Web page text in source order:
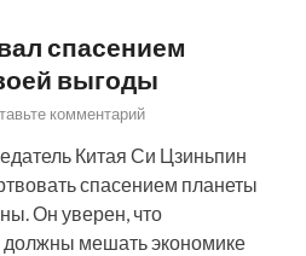
спасением
выгоды
комментарий
Китая Си Цзиньпин
спасением планеты
Он уверен, что
должны мешать экономике